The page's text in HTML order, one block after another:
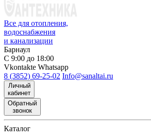
Все для отопления,
водоснабжения
и канализации
Барнаул
С 9:00 до 18:00
Vkontakte Whatsapp
8 (3852) 69-25-02 Info@sanaltai.ru
Личный
кабинет
Обратный
звонок
Каталог